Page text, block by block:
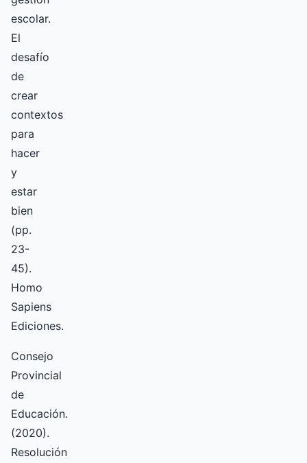
escolar.
El
desafío
de
crear
contextos
para
hacer
y
estar
bien
(pp.
23-
45).
Homo
Sapiens
Ediciones.
Consejo
Provincial
de
Educación.
(2020).
Resolución